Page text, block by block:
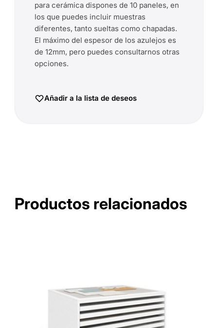
para cerámica dispones de 10 paneles, en
los que puedes incluir muestras
diferentes, tanto sueltas como chapadas.
El máximo del espesor de los azulejos es
de 12mm, pero puedes consultarnos otras
opciones.
Añadir a la lista de deseos
Productos relacionados